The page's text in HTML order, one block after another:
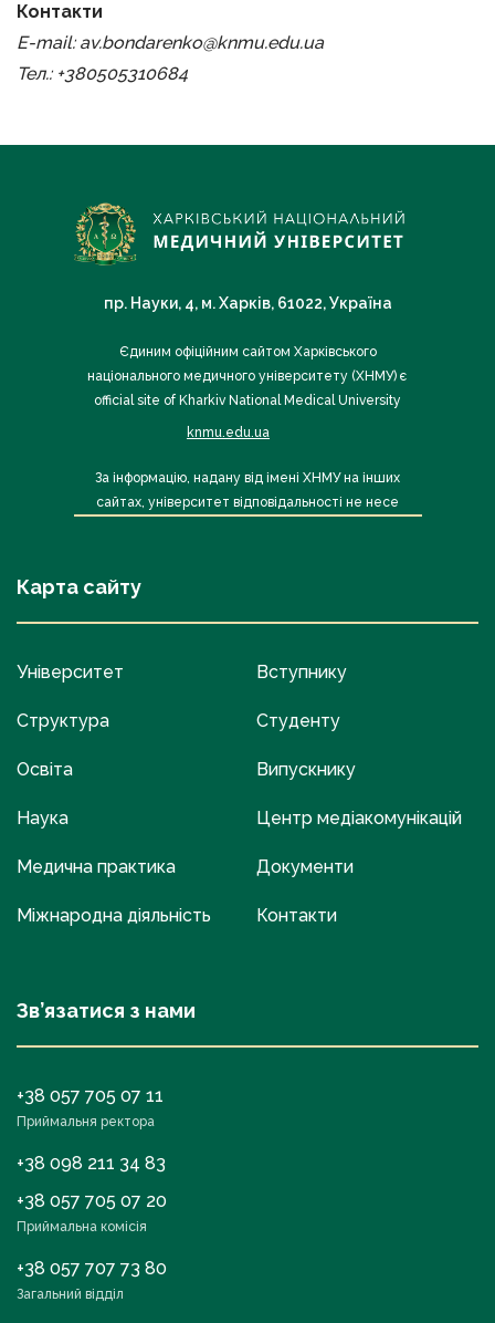
Контакти
E-mail: av.bondarenko@knmu.edu.ua
Тел.: +380505310684
пр. Науки, 4, м. Харків, 61022, Україна
Єдиним офіційним сайтом Харківського
національного медичного університету (ХНМУ) є
official site of Kharkiv National Medical University
knmu.edu.ua
За інформацію, надану від імені ХНМУ на інших
сайтах, університет відповідальності не несе
Карта сайту
Університет
Структура
Освіта
Наука
Медична практика
Міжнародна діяльність
Вступнику
Студенту
Випускнику
Центр медіакомунікацій
Документи
Контакти
Зв’язатися з нами
+38 057 705 07 11
Приймальня ректора
+38 098 211 34 83
+38 057 705 07 20
Приймальна комісія
+38 057 707 73 80
Загальний відділ